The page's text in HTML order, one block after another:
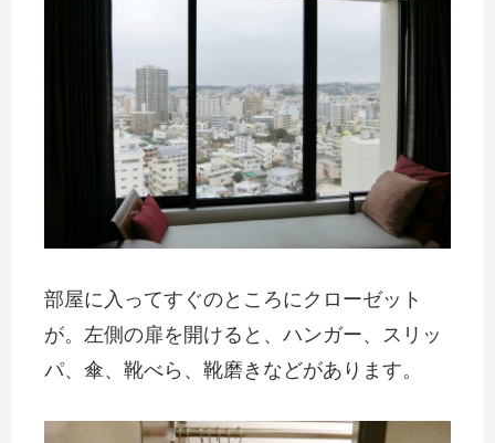
部屋に入ってすぐのところにクローゼット
が。左側の扉を開けると、ハンガー、スリッ
パ、傘、靴べら、靴磨きなどがあります。